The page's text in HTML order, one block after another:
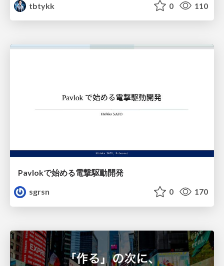
tbtykk
0 110
Pavlokで始める電撃駆動開発
sgrsn
0 170